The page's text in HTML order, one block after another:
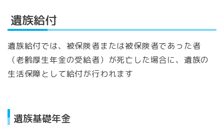
遺族給付
遺族給付では、被保険者または被保険者であった者
（老齢厚生年金の受給者）が死亡した場合に、遺族の
生活保障として給付が行われます
遺族基礎年金